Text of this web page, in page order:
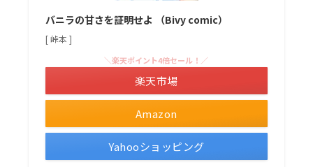
バニラの甘さを証明せよ （Bivy comic）
[ 峠本 ]
Amazon
＼楽天ポイント4倍セール！／
楽天市場
Yahooショッピング